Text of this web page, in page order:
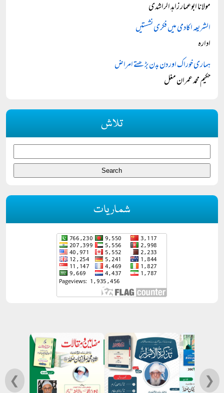
مولانا ابوعمار زاہد الراشدی
الشریعہ اکادمی میں فکری نشستیں
ادارہ
ہماری خوراک اور دن بدن بڑھتے امراض
حکیم محمد عمران مغل
تلاش
شماریات
❮ ❯